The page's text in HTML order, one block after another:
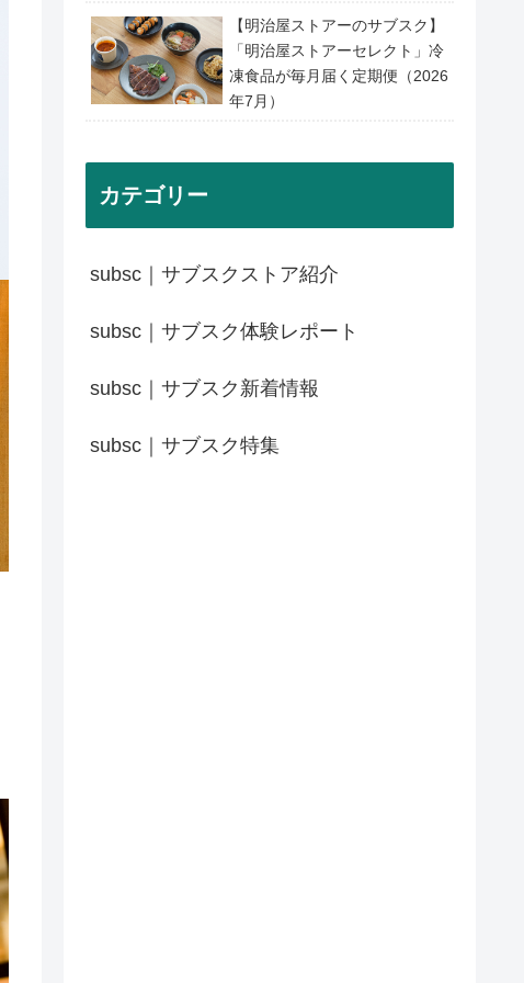
【明治屋ストアーのサブスク】
「明治屋ストアーセレクト」冷
凍食品が毎月届く定期便（2026
年7月）
カテゴリー
subsc｜サブスクストア紹介
subsc｜サブスク体験レポート
subsc｜サブスク新着情報
subsc｜サブスク特集